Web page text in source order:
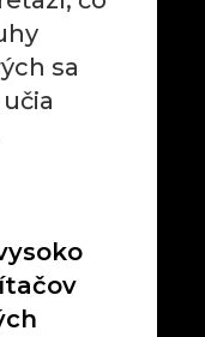
sa